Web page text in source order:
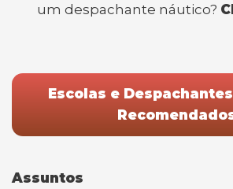
um despachante náutico?
Escolas e
Assuntos